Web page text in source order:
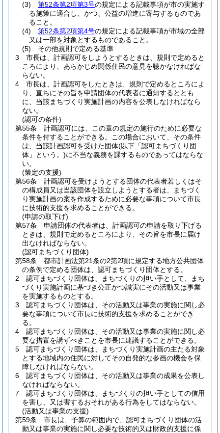
(3)
第52条第2項第3号の規定による記載事項が市の実施す
る施策に適合し、かつ、公益の増進に寄与するものであ
ること。
(4)
第52条第2項第4号の規定による記載事項が市域の全部
又は一部を対象とするものであること。
(5)
その他規則で定める基準
3
市長は、計画認可をしようとするときは、規則で定めると
ころにより、あらかじめ関係住民の意見を聴かなければな
らない。
4
市長は、計画認可をしたときは、規則で定めるところによ
り、直ちにその旨を申請団体の代表者に通知するととも
に、当該まちづくり実施計画の内容を公表しなければなら
ない。
(認可の条件)
第55条
計画認可には、この章の規定の施行のために必要な
条件を付することができる。
この場合において、その条件
は、当該計画認可を受けた団体(以下「認可まちづくり団
体」という。)に不当な義務を課するものであってはならな
い。
(策定の支援)
第56条
計画認可を受けようとする団体の代表者若しくはそ
の構成員又は当該団体を設立しようとする者は、まちづく
り実施計画の案を作成するために必要な事項について市長
に技術的支援を求めることができる。
(申請の取下げ)
第57条
申請団体の代表者は、計画認可の申請を取り下げる
ときは、規則で定めるところにより、その旨を市長に届け
出なければならない。
(認可まちづくり団体)
第58条
都市計画法第21条の2第2項に規定する地方公共団体
の条例で定める団体は、認可まちづくり団体とする。
2
認可まちづくり団体は、まちづくりの担い手として、まち
づくり実施計画に基づき公正かつ誠実にその活動又は事業
を実施するものとする。
3
認可まちづくり団体は、その活動又は事業の実施に関し必
要な事項について市長に技術的支援を求めることができ
る。
4
認可まちづくり団体は、その活動又は事業の実施に関し必
要な措置を講ずべきことを市長に建議することができる。
5
認可まちづくり団体は、まちづくり実施計画の主たる対象
とする地域内の住民に対してその自発的な参画の機会を保
障しなければならない。
6
認可まちづくり団体は、その活動又は事業の成果を公表し
なければならない。
7
認可まちづくり団体は、まちづくりの担い手としての信用
を害し、又は害するおそれがある行為をしてはならない。
(活動又は事業の支援)
第59条
市長は、予算の範囲内で、認可まちづくり団体の活
動又は事業の実施に関し必要な技術的又は財政的支援に係